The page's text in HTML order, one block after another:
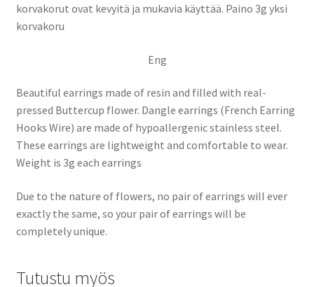
korvakorut ovat kevyitä ja mukavia käyttää. Paino 3g yksi
korvakoru
Eng
Beautiful earrings made of resin and filled with real-
pressed Buttercup flower. Dangle earrings (French Earring
Hooks Wire) are made of hypoallergenic stainless steel.
These earrings are lightweight and comfortable to wear.
Weight is 3g each earrings
Due to the nature of flowers, no pair of earrings will ever
exactly the same, so your pair of earrings will be
completely unique.
Tutustu myös